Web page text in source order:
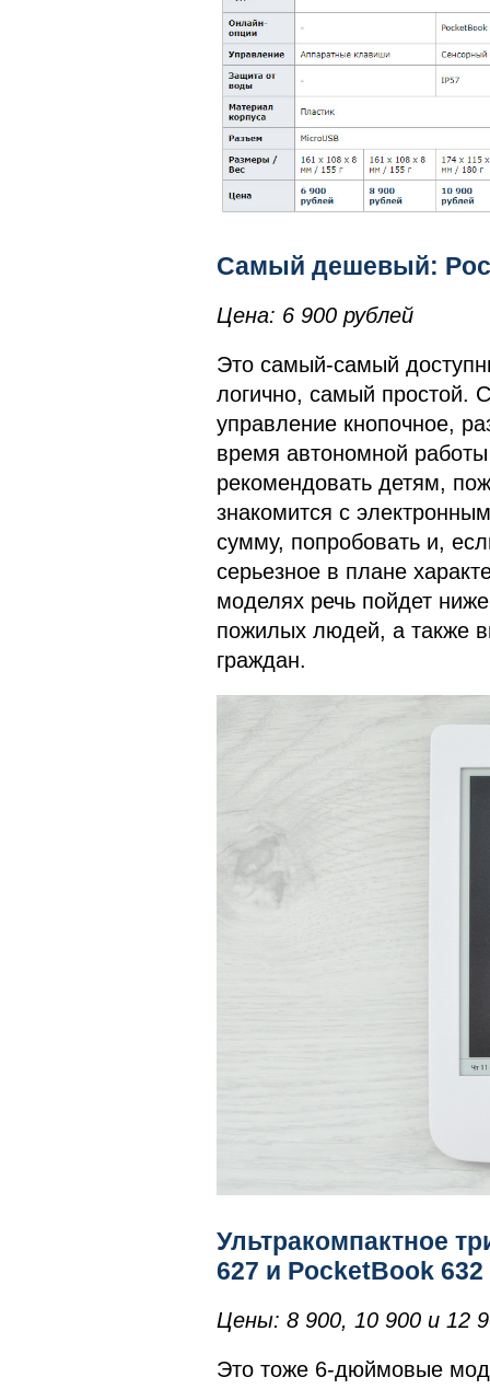
Самый дешевый:
Цена: 6 900 рублей
Это самый-самый
логично, самый простой.
управление кнопочное,
время автономной
рекомендовать детям,
знакомится с
сумму, попробовать и,
серьезное в плане
моделях речь пойдет
пожилых людей, а также
граждан.
Ультракомпактное
627 и PocketBook 632
Цены: 8 900, 10 900 и 12
Это тоже 6-дюймовые